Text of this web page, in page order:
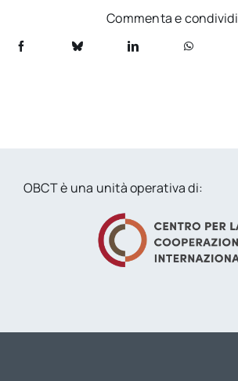
Commenta e condividi
OBCT è una unità operativa di: